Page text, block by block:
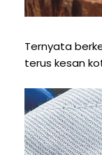
Ternyata
terus kesan